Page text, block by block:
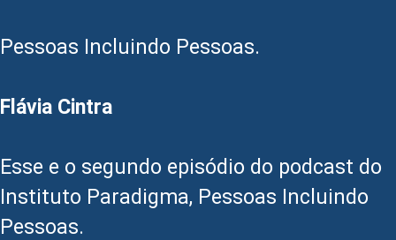
Pessoas Incluindo Pessoas.
Flávia Cintra
Esse e o segundo episódio do podcast do
Instituto Paradigma, Pessoas Incluindo
Pessoas.